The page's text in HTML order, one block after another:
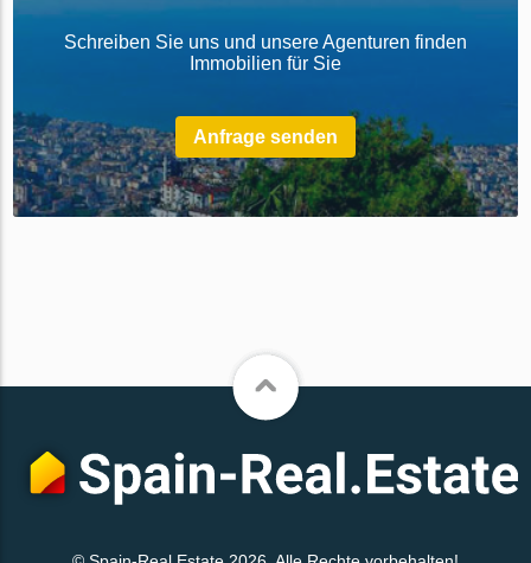
Schreiben Sie uns und unsere Agenturen finden
Immobilien für Sie
Anfrage senden